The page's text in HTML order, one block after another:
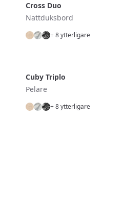
Cross Duo
Nattduksbord
+ 8 ytterligare
Cuby Triplo
Pelare
+ 8 ytterligare